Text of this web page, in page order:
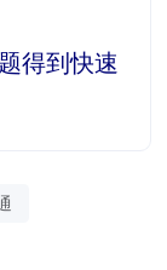
得到快速